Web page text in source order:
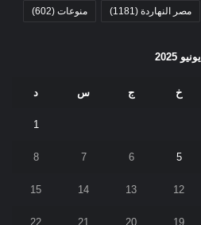
مصر النهاردة (1181) منوعات (602)
يونيو 2025
خ ج س د
1
5
6
7
8
12
13
14
15
19
20
21
22